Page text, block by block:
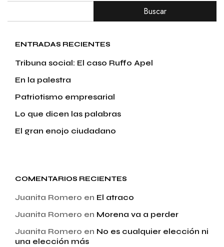
Buscar
ENTRADAS RECIENTES
Tribuna social: El caso Ruffo Apel
En la palestra
Patriotismo empresarial
Lo que dicen las palabras
El gran enojo ciudadano
COMENTARIOS RECIENTES
Juanita Romero en El atraco
Juanita Romero en Morena va a perder
Juanita Romero en No es cualquier elección ni
una elección más